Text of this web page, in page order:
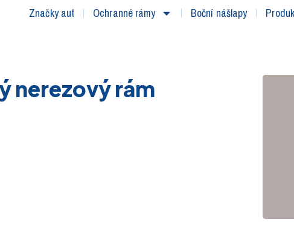
Značky aut Ochranné rámy Boční nášlapy
nerezový rám